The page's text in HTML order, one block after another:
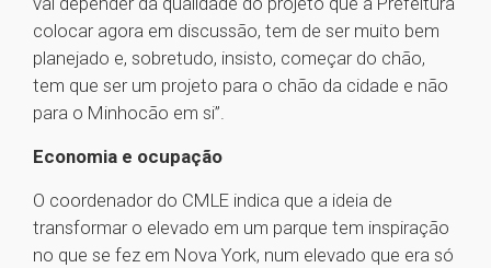
colocar agora em discussão, tem de ser muito bem
planejado e, sobretudo, insisto, começar do chão,
tem que ser um projeto para o chão da cidade e não
para o Minhocão em si”.
Economia e ocupação
O coordenador do CMLE indica que a ideia de
transformar o elevado em um parque tem inspiração
no que se fez em Nova York, num elevado que era só